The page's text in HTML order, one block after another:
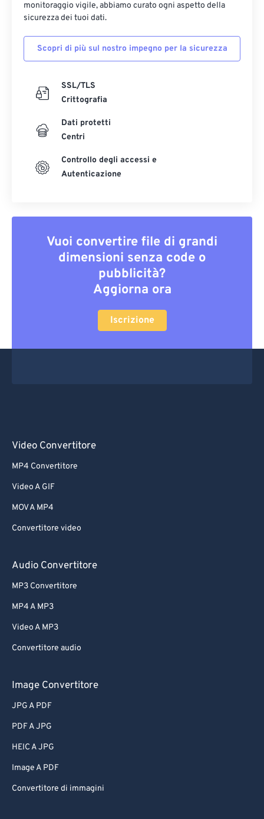
monitoraggio vigile, abbiamo curato ogni aspetto della
sicurezza dei tuoi dati.
Scopri di più sul nostro impegno per la sicurezza
SSL/TLS
Crittografia
Dati protetti
Centri
Controllo degli accessi e
Autenticazione
Vuoi convertire file di grandi
dimensioni senza code o
pubblicità?
Aggiorna ora
Iscrizione
Video Convertitore
MP4 Convertitore
Video A GIF
MOV A MP4
Convertitore video
Audio Convertitore
MP3 Convertitore
MP4 A MP3
Video A MP3
Convertitore audio
Image Convertitore
JPG A PDF
PDF A JPG
HEIC A JPG
Image A PDF
Convertitore di immagini